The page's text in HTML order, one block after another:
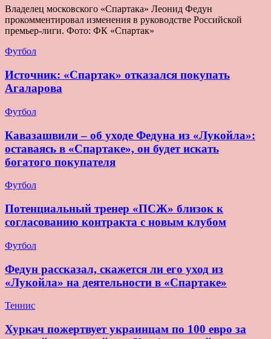
Владелец московского «Спартака» Леонид Федун
прокомментировал изменения в руководстве Российской
премьер-лиги. Фото: ФК «Спартак»
Футбол
Источник: «Спартак» отказался покупать
Агаларова
Футбол
Кавазашвили – об уходе Федуна из «Лукойла»:
оставаясь в «Спартаке», он будет искать
богатого покупателя
Футбол
Потенциальный тренер «ПСЖ» близок к
согласованию контракта с новым клубом
Футбол
Федун рассказал, скажется ли его уход из
«Лукойла» на деятельности в «Спартаке»
Теннис
Хуркач пожертвует украинцам по 100 евро за